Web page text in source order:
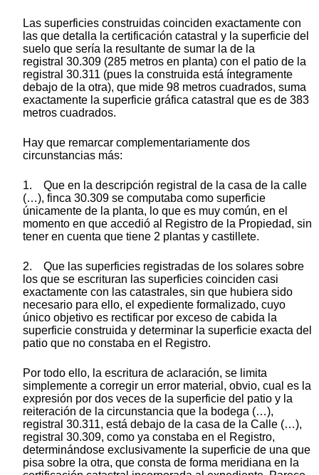
Las superficies construidas coinciden exactamente con
las que detalla la certificación catastral y la superficie del
suelo que sería la resultante de sumar la de la
registral 30.309 (285 metros en planta) con el patio de la
registral 30.311 (pues la construida está íntegramente
debajo de la otra), que mide 98 metros cuadrados, suma
exactamente la superficie gráfica catastral que es de 383
metros cuadrados.
Hay que remarcar complementariamente dos
circunstancias más:
1. Que en la descripción registral de la casa de la calle
(…), finca 30.309 se computaba como superficie
únicamente de la planta, lo que es muy común, en el
momento en que accedió al Registro de la Propiedad, sin
tener en cuenta que tiene 2 plantas y castillete.
2. Que las superficies registradas de los solares sobre
los que se escrituran las superficies coinciden casi
exactamente con las catastrales, sin que hubiera sido
necesario para ello, el expediente formalizado, cuyo
único objetivo es rectificar por exceso de cabida la
superficie construida y determinar la superficie exacta del
patio que no constaba en el Registro.
Por todo ello, la escritura de aclaración, se limita
simplemente a corregir un error material, obvio, cual es la
expresión por dos veces de la superficie del patio y la
reiteración de la circunstancia que la bodega (…),
registral 30.311, está debajo de la casa de la Calle (…),
registral 30.309, como ya constaba en el Registro,
determinándose exclusivamente la superficie de una que
pisa sobre la otra, que consta de forma meridiana en la